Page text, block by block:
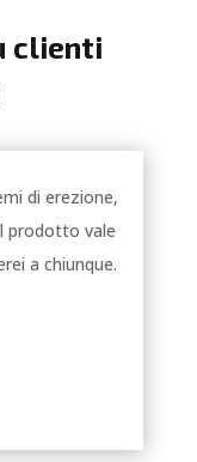
clienti
di erezione,
prodotto vale
a chiunque.